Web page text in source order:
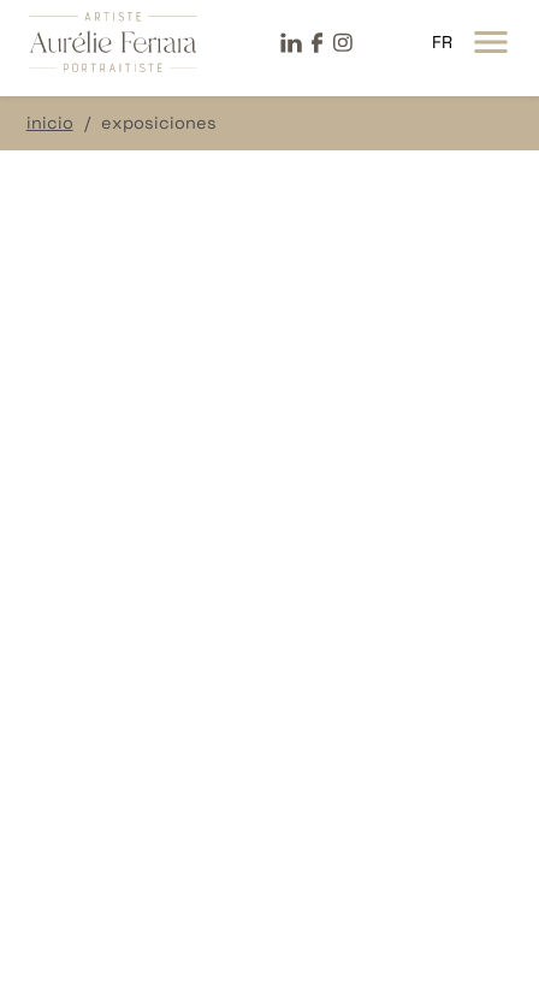
FR
LinkeDin
FacebookInstagram
inicio exposiciones